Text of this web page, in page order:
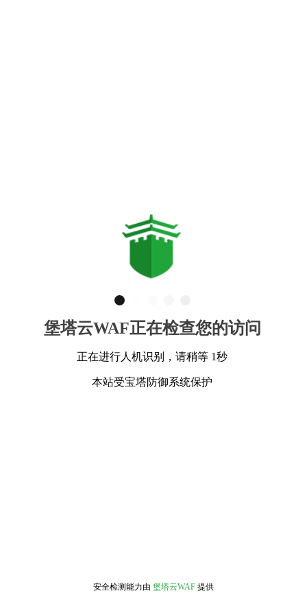
堡塔云WAF正在检查您的访问
正在进行人机识别，请稍等 1秒
本站受宝塔防御系统保护
安全检测能力由 堡塔云WAF 提供